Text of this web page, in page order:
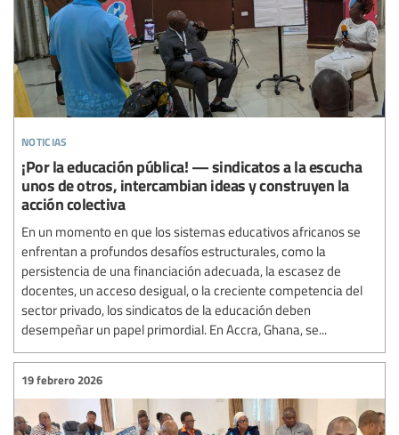
noticias
¡Por la educación pública! — sindicatos a la escucha
unos de otros, intercambian ideas y construyen la
acción colectiva
En un momento en que los sistemas educativos africanos se
enfrentan a profundos desafíos estructurales, como la
persistencia de una financiación adecuada, la escasez de
docentes, un acceso desigual, o la creciente competencia del
sector privado, los sindicatos de la educación deben
desempeñar un papel primordial. En Accra, Ghana, se...
19 febrero 2026